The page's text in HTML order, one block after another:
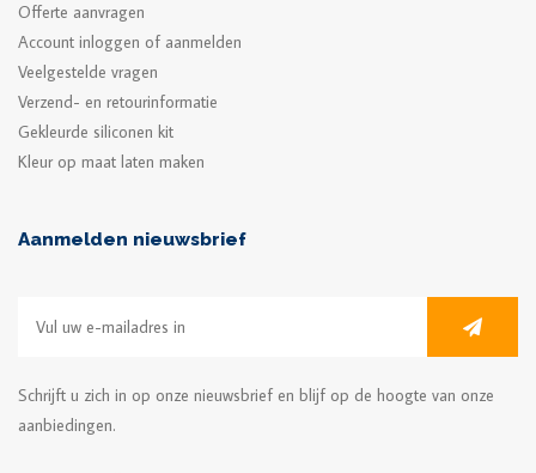
Offerte aanvragen
Account inloggen of aanmelden
Veelgestelde vragen
Verzend- en retourinformatie
Gekleurde siliconen kit
Kleur op maat laten maken
Aanmelden nieuwsbrief
Schrijft u zich in op onze nieuwsbrief en blijf op de hoogte van onze
aanbiedingen.